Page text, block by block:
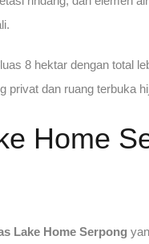
8 hektar dengan total
privat dan ruang terbuka
Home
Lake Home Serpong